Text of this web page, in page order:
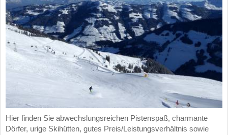
Hier finden Sie abwechslungsreichen Pistenspaß, charmante
Dörfer, urige Skihütten, gutes Preis/Leistungsverhältnis sowie